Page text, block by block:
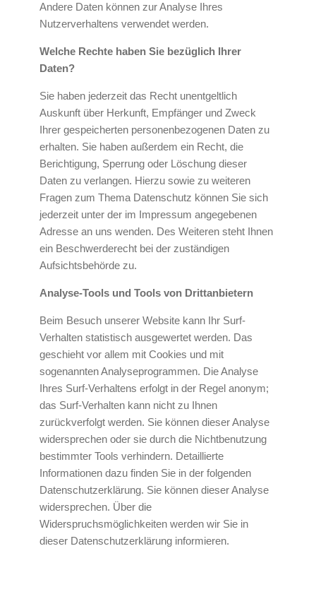
Andere Daten können zur Analyse Ihres
Nutzerverhaltens verwendet werden.
Welche Rechte haben Sie bezüglich Ihrer
Daten?
Sie haben jederzeit das Recht unentgeltlich
Auskunft über Herkunft, Empfänger und Zweck
Ihrer gespeicherten personenbezogenen Daten zu
erhalten. Sie haben außerdem ein Recht, die
Berichtigung, Sperrung oder Löschung dieser
Daten zu verlangen. Hierzu sowie zu weiteren
Fragen zum Thema Datenschutz können Sie sich
jederzeit unter der im Impressum angegebenen
Adresse an uns wenden. Des Weiteren steht Ihnen
ein Beschwerderecht bei der zuständigen
Aufsichtsbehörde zu.
Analyse-Tools und Tools von Drittanbietern
Beim Besuch unserer Website kann Ihr Surf-
Verhalten statistisch ausgewertet werden. Das
geschieht vor allem mit Cookies und mit
sogenannten Analyseprogrammen. Die Analyse
Ihres Surf-Verhaltens erfolgt in der Regel anonym;
das Surf-Verhalten kann nicht zu Ihnen
zurückverfolgt werden. Sie können dieser Analyse
widersprechen oder sie durch die Nichtbenutzung
bestimmter Tools verhindern. Detaillierte
Informationen dazu finden Sie in der folgenden
Datenschutzerklärung. Sie können dieser Analyse
widersprechen. Über die
Widerspruchsmöglichkeiten werden wir Sie in
dieser Datenschutzerklärung informieren.